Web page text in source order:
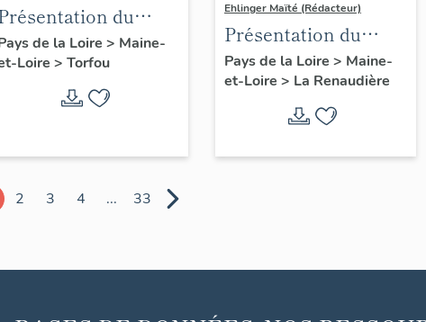
du
de la
commune de Torfou
de la Loire > Maine-
Loire > Torfou
Ehlinger Maïté (Rédacteur)
Présentation du
patrimoine
industriel de la
commune de La
Pays de la Loire > Maine-
et-Loire > La Renaudière
2 3 4 ... 33